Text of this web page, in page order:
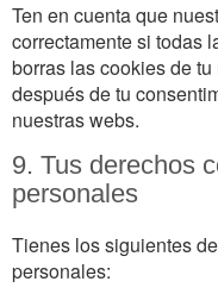
Ten en cuenta que
correctamente si todas
borras las cookies de
después de tu
nuestras webs.
9. Tus derechos
personales
Tienes los siguientes
personales: